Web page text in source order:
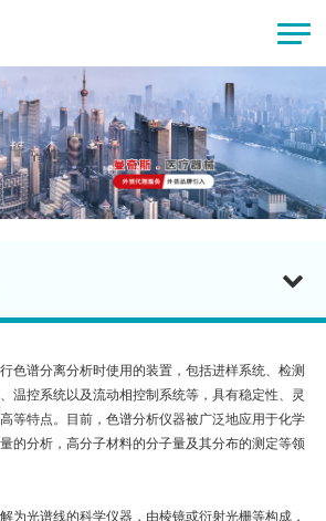
色谱分离分析时使用的装置，包括进样系统、检测
温控系统以及流动相控制系统等，具有稳定性、灵
等特点。目前，色谱分析仪器被广泛地应用于化学
的分析，高分子材料的分子量及其分布的测定等领
为光谱线的科学仪器，由棱镜或衍射光栅等构成，